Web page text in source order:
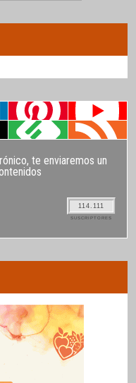
te enviaremos un
114.111
SUSCRIPTORES